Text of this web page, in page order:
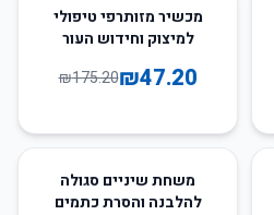
73
מכשיר מזותרפי טיפולי
למיצוק וחידוש העור
₪47.20
₪175.20
משחת שיניים סגולה
להלבנה והסרת כתמים